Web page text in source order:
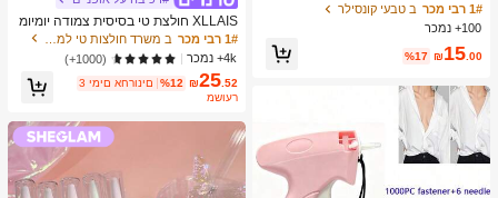
קוסמטיקה איפור לנשים ולנערות
1# רבי מכר
ב טבעי קונסילר
100+ נמכר
₪15.00
%17
XLLAIS חולצת טי בסיסית צמודה יומיומ
ית לנשים, שחורה, עם צוואון עגול ושרוול
קצר, צבע אחיד, לקיץ
1# רבי מכר
4k+ נמכר
(1000+)
₪25.52
%12
3 ימים אחרונים
משוער